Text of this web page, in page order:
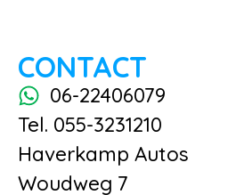
CONTACT
06-22406079
Tel. 055-3231210
Haverkamp Autos
Woudweg 7